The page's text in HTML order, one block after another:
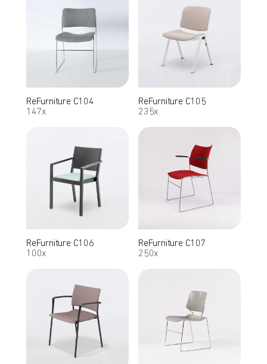
ReFurniture C104
147x
ReFurniture C105
235x
ReFurniture C106
100x
ReFurniture C107
250x